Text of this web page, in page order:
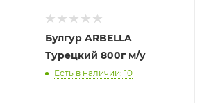
Булгур ARBELLA
Турецкий 800г м/у
Есть в наличии: 10